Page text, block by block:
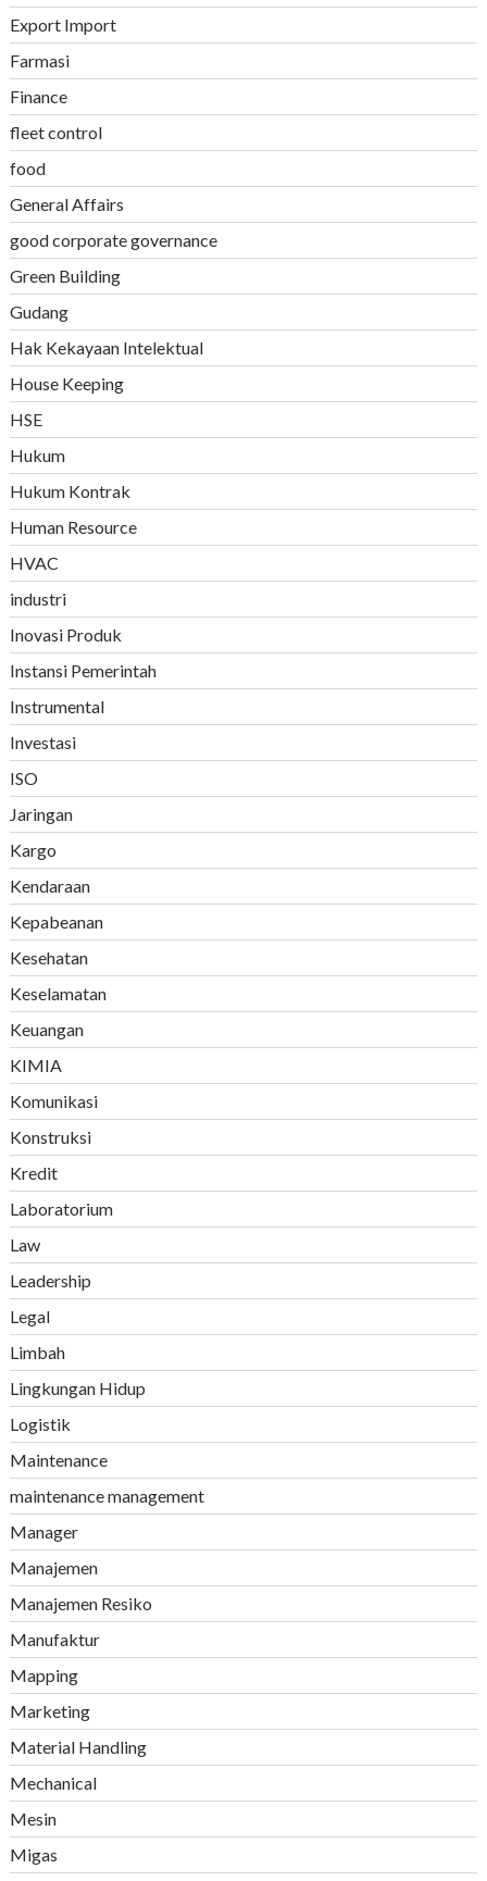
Export Import
Farmasi
Finance
fleet control
food
General Affairs
good corporate governance
Green Building
Gudang
Hak Kekayaan Intelektual
House Keeping
HSE
Hukum
Hukum Kontrak
Human Resource
HVAC
industri
Inovasi Produk
Instansi Pemerintah
Instrumental
Investasi
ISO
Jaringan
Kargo
Kendaraan
Kepabeanan
Kesehatan
Keselamatan
Keuangan
KIMIA
Komunikasi
Konstruksi
Kredit
Laboratorium
Law
Leadership
Legal
Limbah
Lingkungan Hidup
Logistik
Maintenance
maintenance management
Manager
Manajemen
Manajemen Resiko
Manufaktur
Mapping
Marketing
Material Handling
Mechanical
Mesin
Migas